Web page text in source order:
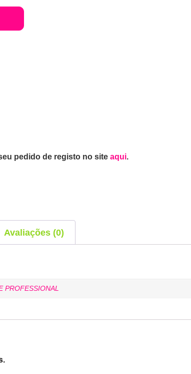
pedido de registo no site aqui.
Avaliações (0)
PROFESSIONAL